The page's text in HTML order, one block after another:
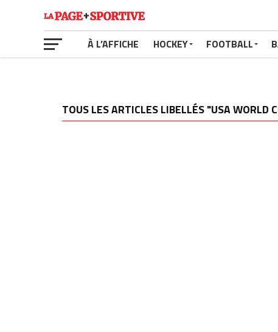
À L’AFFICHE HOCKEY FOOTBALL
TOUS LES ARTICLES LIBELLÉS "USA WORLD